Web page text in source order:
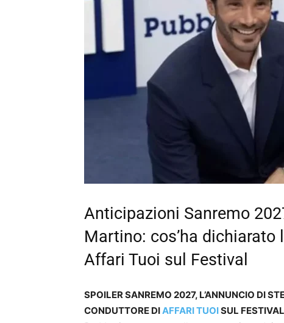
Anticipazioni Sanremo
Martino: cos’ha
Affari Tuoi sul Festival
SPOILER SANREMO 2027, L’ANNUNCIO DI
CONDUTTORE DIAFFARI TUOISUL